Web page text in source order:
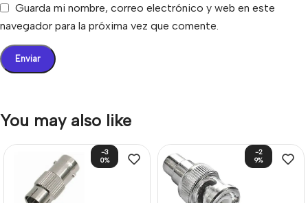
Guarda mi nombre, correo electrónico y web en este
navegador para la próxima vez que comente.
You may also like
-3
0%
-2
9%